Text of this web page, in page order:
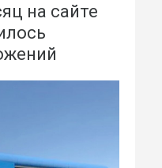
на сайте